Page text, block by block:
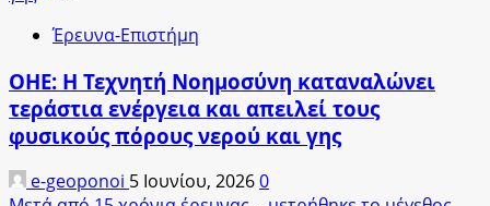
Έρευνα-Επιστήμη
ΟΗΕ: Η Τεχνητή Νοημοσύνη καταναλώνει
τεράστια ενέργεια και απειλεί τους
φυσικούς πόρους νερού και γης
e-geoponoi 5 Ιουνίου, 20260